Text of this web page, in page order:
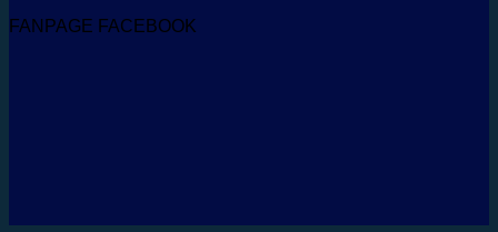
FANPAGE FACEBOOK